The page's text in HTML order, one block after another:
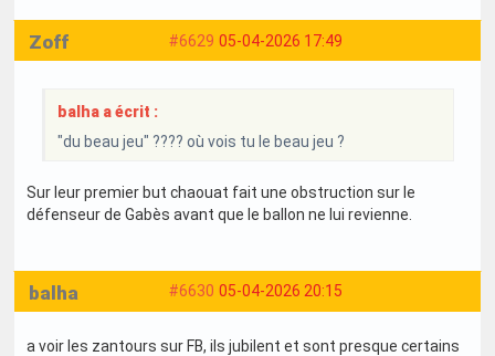
#6629 05-04-2026 17:49
Zoff
balha a écrit :
"du beau jeu" ???? où vois tu le beau jeu ?
Sur leur premier but chaouat fait une obstruction sur le
défenseur de Gabès avant que le ballon ne lui revienne.
#6630 05-04-2026 20:15
balha
a voir les zantours sur FB, ils jubilent et sont presque certains